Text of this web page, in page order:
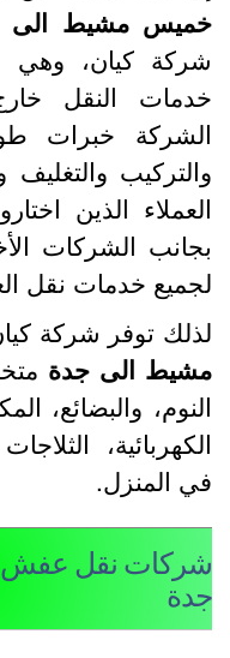
مشيط الى
كيان، وهي
النقل
خبرات
والتغليف
الذين
الشركات
خدمات نقل
توفر شركة كيان
الى جدة
والبضائع،
المنزل.
نقل عفش